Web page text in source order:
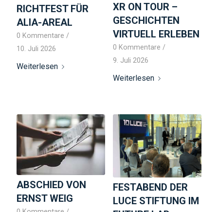
RICHTFEST FÜR
ALIA-AREAL
0 Kommentare /
10. Juli 2026
Weiterlesen
XR ON TOUR –
GESCHICHTEN
VIRTUELL ERLEBEN
0 Kommentare /
9. Juli 2026
Weiterlesen
ABSCHIED VON
ERNST WEIG
FESTABEND DER
LUCE STIFTUNG IM